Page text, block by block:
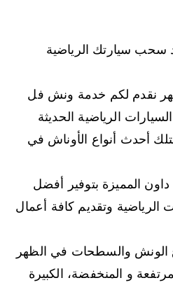
سيارتك الرياضية
نقدم لكم خدمة ونش فل
الرياضية الحديثة
أحدث أنواع الأوناش في
المميزة بتوفير أفضل
الرياضية وتقديم كافة أعمال
الونش والسطحات في الظهر
و المنخفضة، الكبيرة